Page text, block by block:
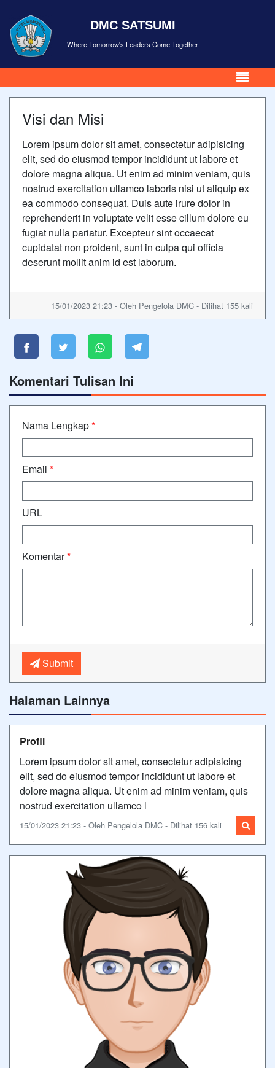
DMC SATSUMI
Where Tomorrow's Leaders Come Together
Visi dan Misi
Lorem ipsum dolor sit amet, consectetur adipisicing
elit, sed do eiusmod tempor incididunt ut labore et
dolore magna aliqua. Ut enim ad minim veniam, quis
nostrud exercitation ullamco laboris nisi ut aliquip ex
ea commodo consequat. Duis aute irure dolor in
reprehenderit in voluptate velit esse cillum dolore eu
fugiat nulla pariatur. Excepteur sint occaecat
cupidatat non proident, sunt in culpa qui officia
deserunt mollit anim id est laborum.
15/01/2023 21:23 - Oleh Pengelola DMC - Dilihat 155 kali
Komentari Tulisan Ini
Nama Lengkap*
Email *
URL
Komentar*
Submit
Halaman Lainnya
Profil
Lorem ipsum dolor sit amet, consectetur adipisicing
elit, sed do eiusmod tempor incididunt ut labore et
dolore magna aliqua. Ut enim ad minim veniam, quis
nostrud exercitation ullamco l
15/01/2023 21:23 - Oleh Pengelola DMC - Dilihat 156 kali